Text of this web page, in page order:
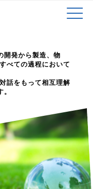
開発から製造、物
べての過程において
話をもって相互理解